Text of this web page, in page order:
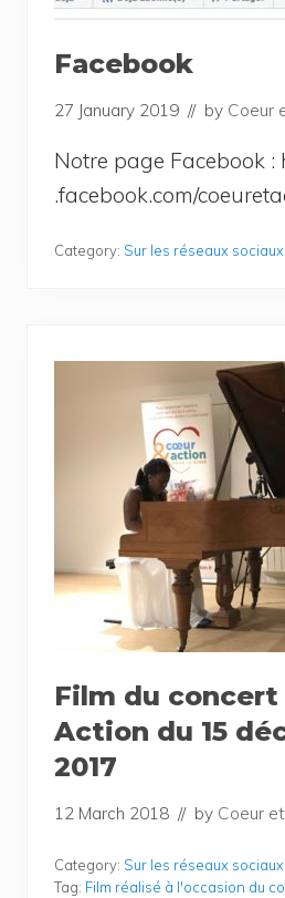
Facebook
27 January 2019 // by Coeur
Notre page Face­book
.face​book​.com/​
Category: Sur les réseaux sociaux
Film du
Action du 15
2017
12 March 2018 // by Coeur
Category: Sur les réseaux sociaux
Tag: Film réalisé à l'occasion du